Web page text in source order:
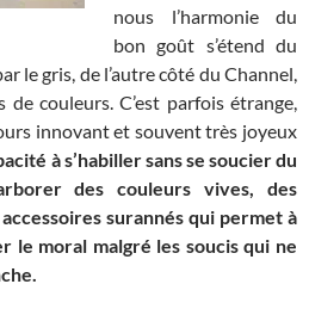
nous l’harmonie du
bon goût s’étend du
le gris, de l’autre côté du Channel,
de couleurs. C’est parfois étrange,
innovant et souvent très joyeux
à s’habiller sans se soucier du
des couleurs vives, des
surannés qui permet à
le moral malgré les soucis qui ne